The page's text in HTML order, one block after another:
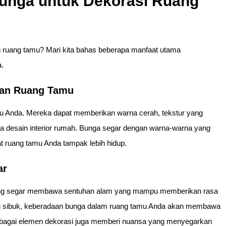
tamu? Mari kita bahas beberapa manfaat utama
Ruang Tamu
Anda. Mereka dapat memberikan warna cerah, tekstur yang
interior rumah. Bunga segar dengan warna-warna yang
tamu Anda tampak lebih hidup.
segar membawa sentuhan alam yang mampu memberikan rasa
keberadaan bunga dalam ruang tamu Anda akan membawa
elemen dekorasi juga memberi nuansa yang menyegarkan